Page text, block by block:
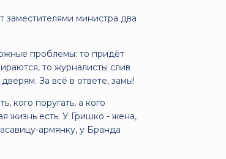
заместителями министра два
проблемы: то придёт
то журналисты слив
За всё в ответе, замы!
кого поругать, а кого
жизнь есть. У Гришко - жена,
армянку, у Бранда